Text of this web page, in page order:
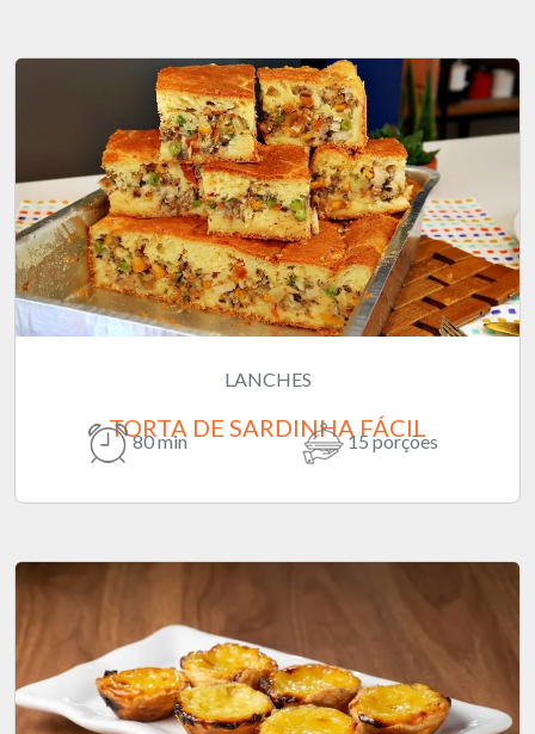
LANCHES
TORTA DE SARDINHA FÁCIL
80 min 15 porções